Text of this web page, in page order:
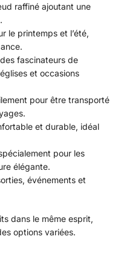
raffiné ajoutant une
le printemps et l’été,
fascinateurs de
et occasions
pour être transporté
et durable, idéal
pour les
élégante.
événements et
dans le même esprit,
options variées.